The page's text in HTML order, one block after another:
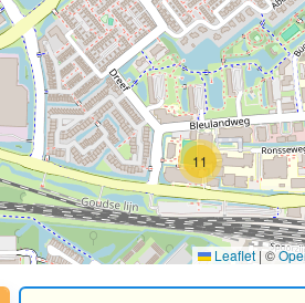
11
Leaflet | ©